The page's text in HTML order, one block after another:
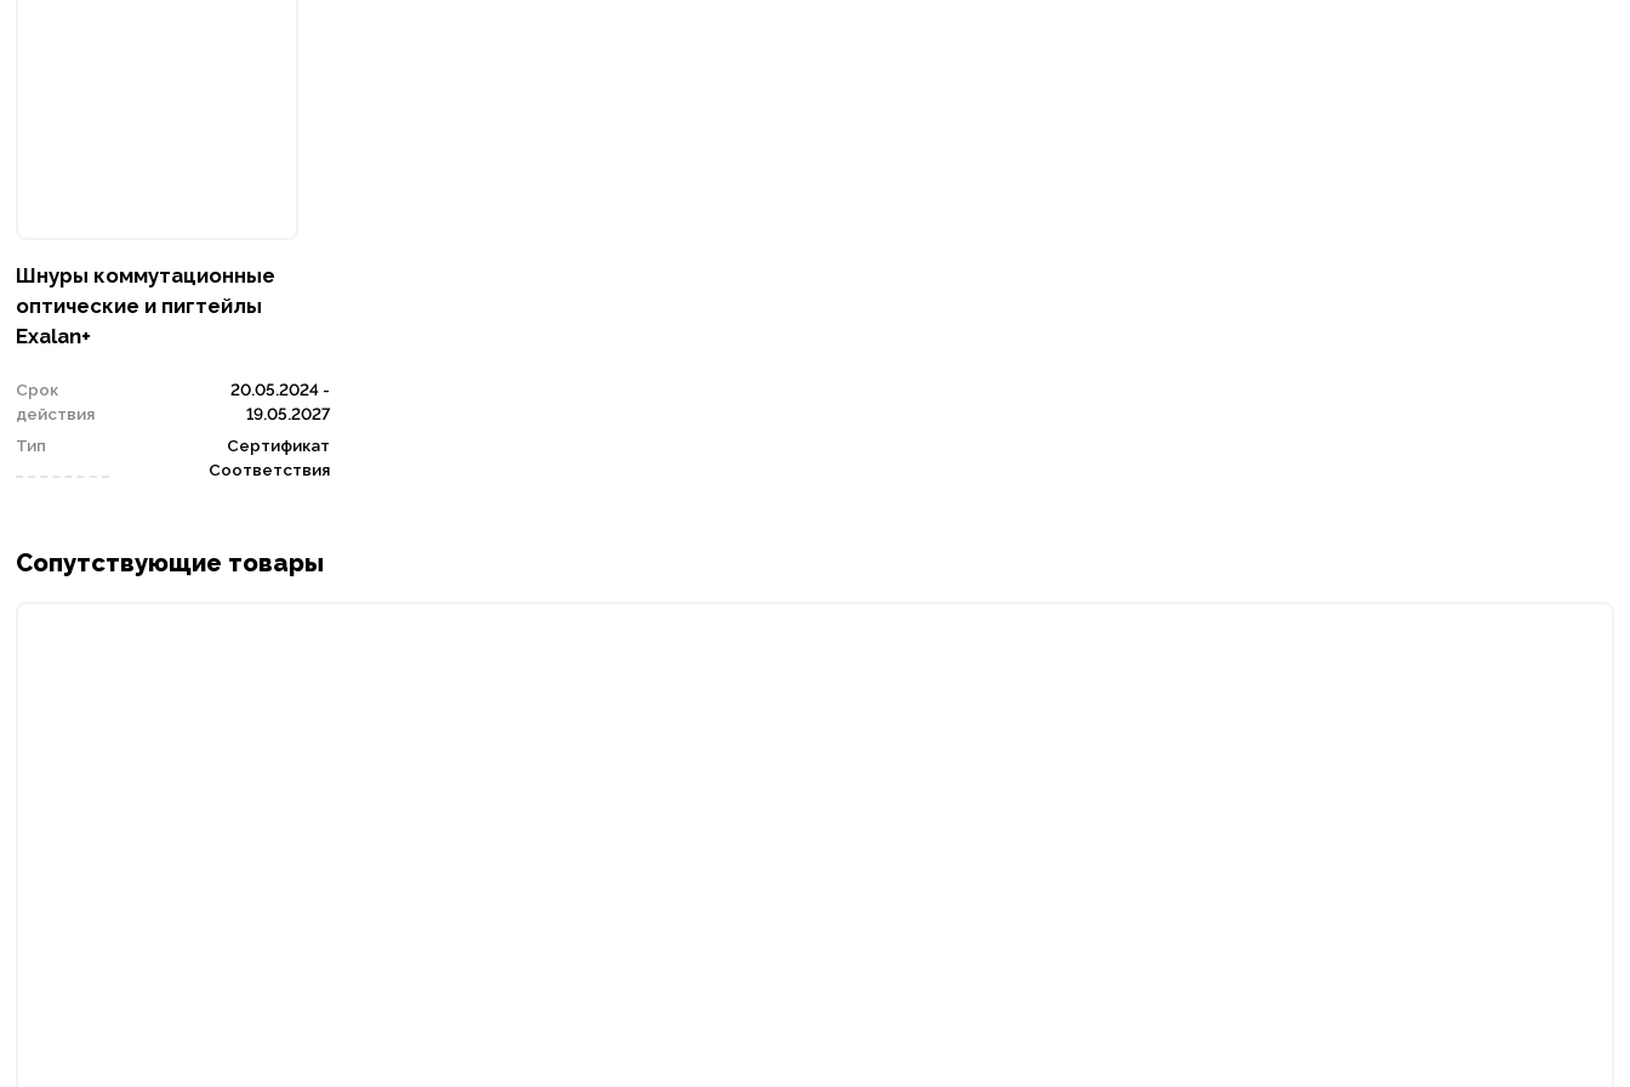
Шнуры коммутационные
оптические и пигтейлы
Exalan+
Срок
действия
20.05.2024 -
19.05.2027
Тип
Сертификат
Соответствия
Сопутствующие товары